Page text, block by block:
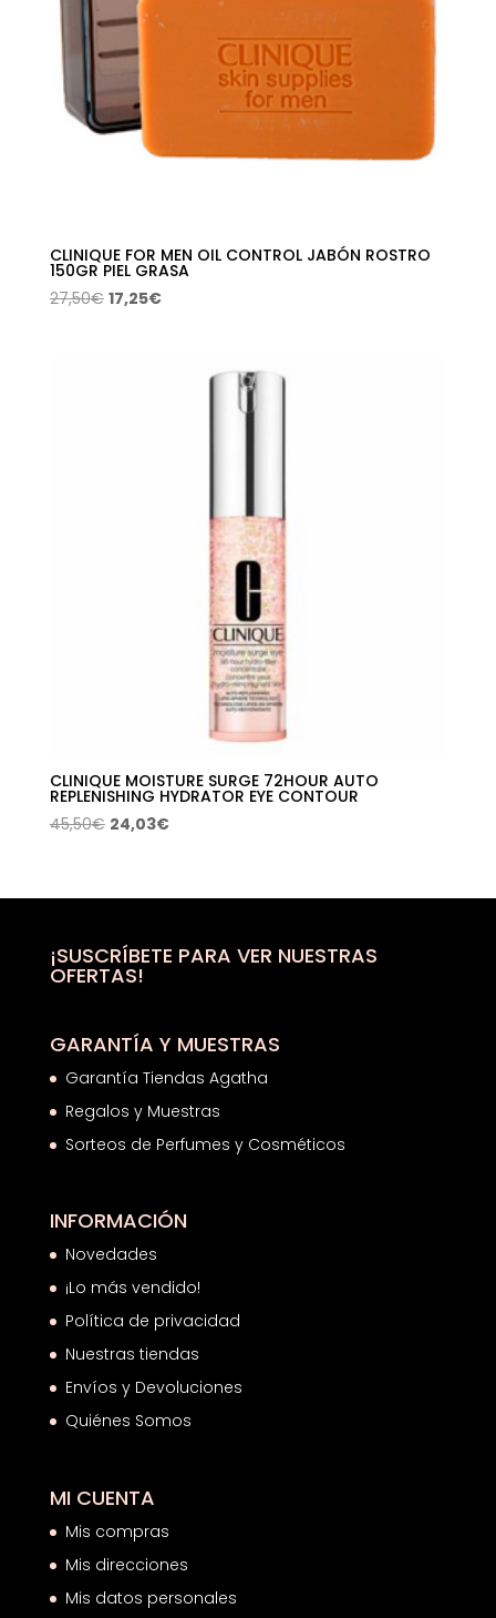
CLINIQUE FOR MEN OIL CONTROL JABÓN ROSTRO
150GR PIEL GRASA
27,50€ El
17,25€El
CLINIQUE MOISTURE SURGE 72HOUR AUTO
REPLENISHING HYDRATOR EYE CONTOUR
45,50€ El
era:
24,03€El
es:
¡SUSCRÍBETE PARA VER NUESTRAS
OFERTAS!
GARANTÍA Y MUESTRAS
Garantía Tiendas Agatha
Regalos y Muestras
Sorteos de Perfumes y Cosméticos
INFORMACIÓN
Novedades
¡Lo más vendido!
Política de privacidad
Nuestras tiendas
Envíos y Devoluciones
Quiénes Somos
MI CUENTA
Mis compras
Mis direcciones
Mis datos personales